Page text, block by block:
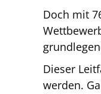
Doch mit
Dieser
werden.